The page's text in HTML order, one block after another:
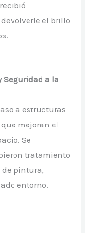
el brillo
Seguridad a la
a estructuras
mejoran el
Se
tratamiento
de pintura,
entorno.